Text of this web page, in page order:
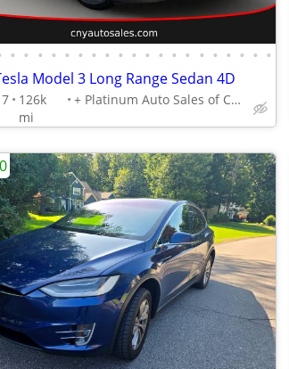
• • • • • • • • • • • • • • • • • • • •
Model 3 Long Range Sedan 4D
126k
mi
+ Platinum Auto Sales of CNY